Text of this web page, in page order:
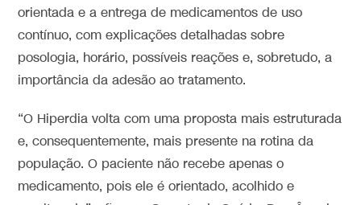
orientada e a entrega de medicamentos de uso
contínuo, com explicações detalhadas sobre
posologia, horário, possíveis reações e, sobretudo, a
importância da adesão ao tratamento.
“O Hiperdia volta com uma proposta mais estruturada
e, consequentemente, mais presente na rotina da
população. O paciente não recebe apenas o
medicamento, pois ele é orientado, acolhido e